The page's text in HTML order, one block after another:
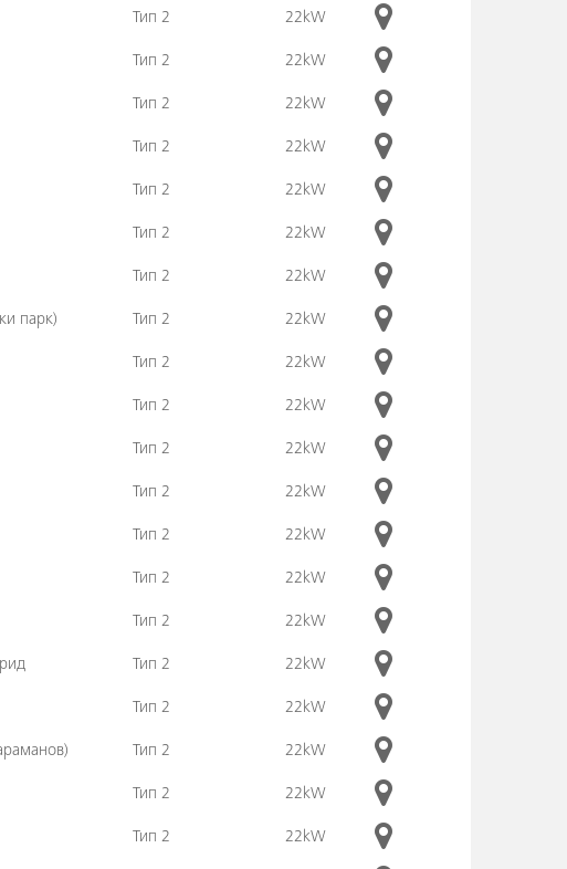
Тип 2 22kW
Тип 2 22kW
Тип 2 22kW
Тип 2 22kW
Тип 2 22kW
Тип 2 22kW
Тип 2 22kW
парк) Тип 2 22kW
Тип 2 22kW
Тип 2 22kW
Тип 2 22kW
Тип 2 22kW
Тип 2 22kW
Тип 2 22kW
Тип 2 22kW
Тип 2 22kW
Тип 2 22kW
Тип 2 22kW
Тип 2 22kW
Тип 2 22kW